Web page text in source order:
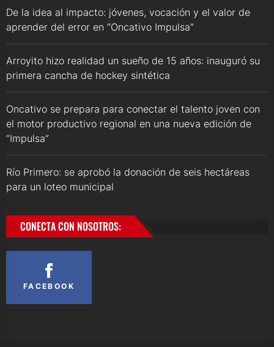
De la idea al impacto: jóvenes, vocación y el valor de
aprender del error en “Oncativo Impulsa”
Arroyito hizo realidad un sueño de 15 años: inauguró su
primera cancha de hockey sintética
Oncativo se prepara para conectar el talento joven con
el motor productivo regional en una nueva edición de
“Impulsa”
Río Primero: se aprobó la donación de seis hectáreas
para un loteo municipal
CONECTA CON NOSOTROS:
FACEBOOK